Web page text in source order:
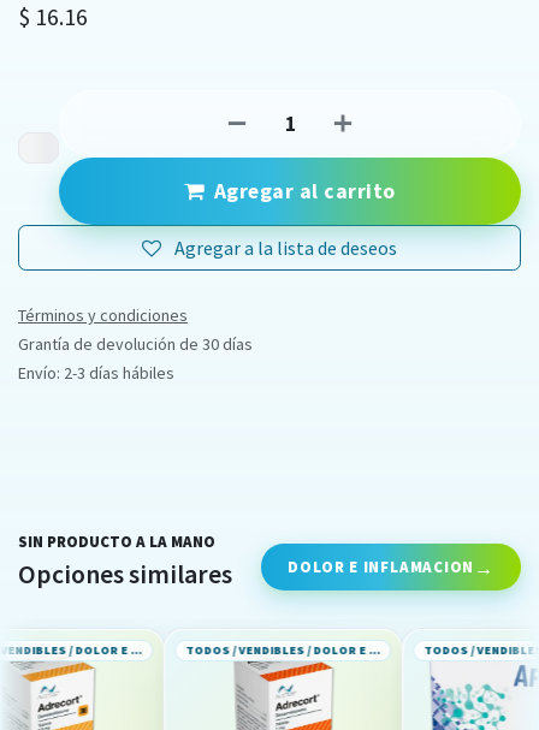
$ 16.16
Agregar al carrito
Agregar a la lista de deseos
Términos y condiciones
Grantía de devolución de 30 días
Envío: 2-3 días hábiles
SIN PRODUCTO A LA MANO
Opciones similares DOLOR E INFLAMACION
TODOS / VENDIBLES / DOLOR E INFLAMACION TODOS / VENDIBLES / DOLOR E INFLAMACION